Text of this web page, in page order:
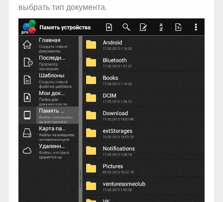
выбрать тип документа.